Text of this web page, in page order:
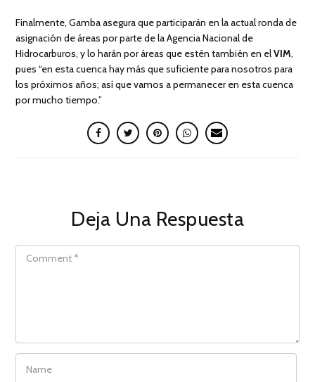
Finalmente, Gamba asegura que participarán en la actual ronda de
asignación de áreas por parte de la Agencia Nacional de
Hidrocarburos, y lo harán por áreas que estén también en elVIM,
pues “en esta cuenca hay más que suficiente para nosotros para
los próximos años; así que vamos a permanecer en esta cuenca
por mucho tiempo.”
Deja Una Respuesta
COMMENT
NAME